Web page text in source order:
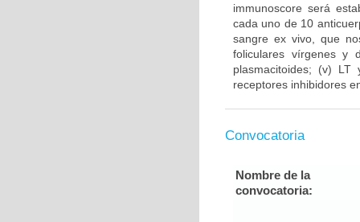
immunoscore será
cada uno de 10
sangre ex vivo, que
foliculares vírgenes y
plasmacitoides; (v)
receptores inhibidores
Convocatoria
Nombre de la
convocatoria: